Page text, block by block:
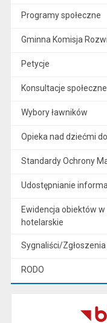
Programy społeczne
Gminna Komisja
Petycje
Konsultacje społeczne
Wybory ławników
Opieka nad dziećmi
Standardy Ochrony
Udostępnianie
Ewidencja obiektów
hotelarskie
Sygnaliści/
RODO